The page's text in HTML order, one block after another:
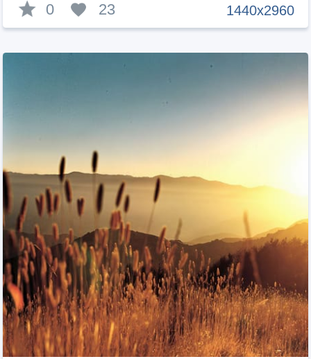
1440x2960
0 23